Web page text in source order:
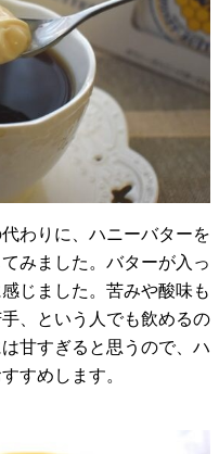
わりに、ハニーバターを
みました。バターが入っ
じました。苦みや酸味も
、という人でも飲めるの
甘すぎると思うので、ハ
すめします。